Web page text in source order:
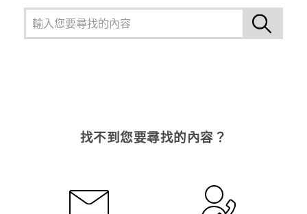
找不到您要尋找的內容？